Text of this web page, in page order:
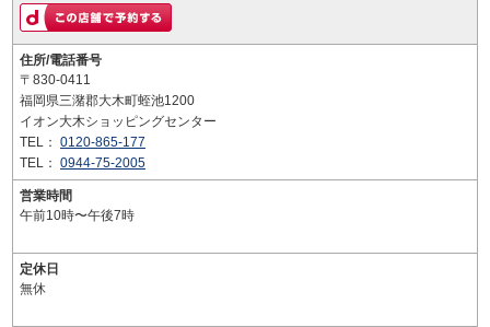
住所/電話番号
〒830-0411
福岡県三潴郡大木町蛭池1200
イオン大木ショッピングセンター
TEL： 0120-865-177
TEL： 0944-75-2005
営業時間
午前10時〜午後7時
定休日
無休